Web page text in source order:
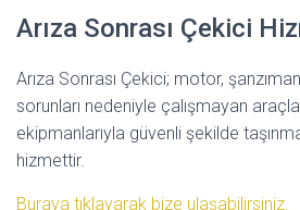
Arıza Sonrası Çekici
Arıza Sonrası Çekici; motor,
sorunları nedeniyle çalışmayan
ekipmanlarıyla güvenli şekilde
hizmettir.
Buraya tıklayarak bize ulaşabilirsiniz.